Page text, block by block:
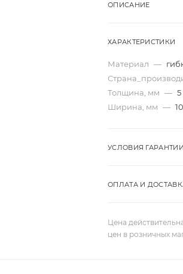
ОПИСАНИЕ
ХАРАКТЕРИСТИКИ
Материал —
Толщина, мм — 5
Ширина, мм — 10
УСЛОВИЯ ГАРАНТИИ
ОПЛАТА И
Цена
цен в розничных